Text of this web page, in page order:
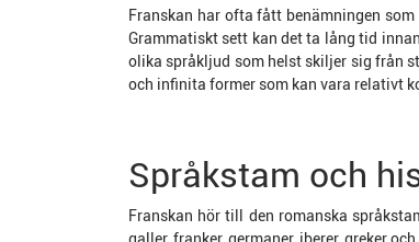
Franskan har ofta fått benämningen
Grammatiskt sett kan det ta lång tid
olika språkljud som helst skiljer sig från
och infinita former som kan vara relativt
Språkstam och
Franskan hör till den romanska